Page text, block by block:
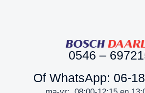
0546 –
Of WhatsApp: 06-